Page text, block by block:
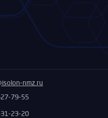
79-55
23-20
nmz.ru